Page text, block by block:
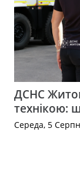
ДСНС
технікою:
Середа, 5